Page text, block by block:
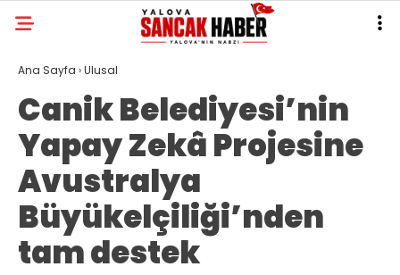
Ana Sayfa ›Ulusal
Canik Belediyesi’nin
Yapay Zekâ Projesine
Avustralya
Büyükelçiliği’nden
tam destek